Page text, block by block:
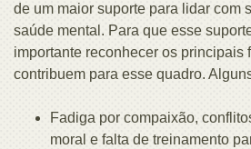
de um maior suporte para lidar com
saúde mental. Para que esse
importante reconhecer os principais
contribuem para esse quadro.
Fadiga por compaixão,
moral e falta de treinamento